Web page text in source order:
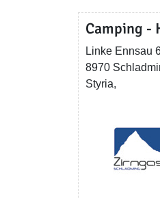
Camping -
Linke Ennsau
8970
Styria,